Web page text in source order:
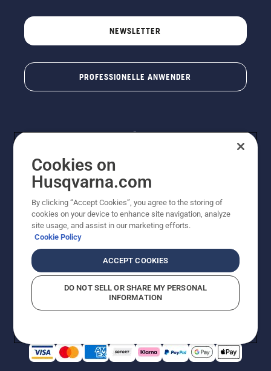
NEWSLETTER
PROFESSIONELLE ANWENDER
© Husqvarna® AB (publ). Alle Rechte vorbehalten. Die
Preisangaben sind unverbindliche Preisempfehlungen
von Husqvarna Schweiz AG an den teilnehmenden
Fachhandel, Preise in CHF inklusive 8,1% MWST und
unverbindliche Preisempfehlungen (inkl. MwSt), es sei
denn sie sind für den direkten Kauf verfügbar.
Cookie-RichtlinieNutzungsbedingungen Datenschutzerklärung
Vermutete Verstöße melden
Cookies on
Husqvarna.com
By clicking “Accept Cookies”, you agree to the storing of
cookies on your device to enhance site navigation, analyze
site usage, and assist in our marketing efforts.
Cookie Policy
ACCEPT COOKIES
DO NOT SELL OR SHARE MY PERSONAL
INFORMATION